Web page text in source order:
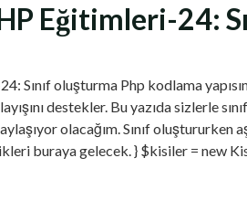
Eğitimleri-24:
Sınıf oluşturma Php kodlama
destekler. Bu yazıda sizlerle
olacağım. Sınıf oluştururken
buraya gelecek. } $kisiler = new